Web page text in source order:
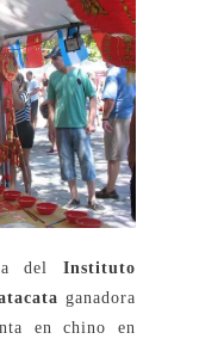
del Instituto
ganadora
en chino en